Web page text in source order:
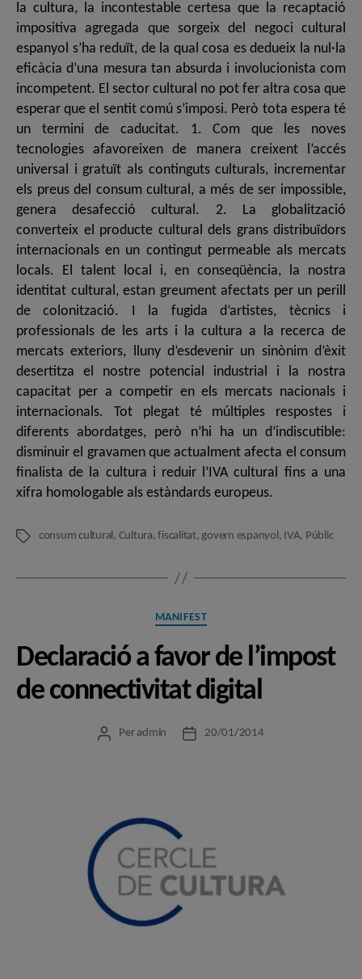
la cultura, la incontestable certesa que la recaptació
impositiva agregada que sorgeix del negoci cultural
espanyol s’ha reduït, de la qual cosa es dedueix la nul·la
eficàcia d’una mesura tan absurda i involucionista com
incompetent. El sector cultural no pot fer altra cosa que
esperar que el sentit comú s’imposi. Però tota espera té
un termini de caducitat. 1. Com que les noves
tecnologies afavoreixen de manera creixent l’accés
universal i gratuït als continguts culturals, incrementar
els preus del consum cultural, a més de ser impossible,
genera desafecció cultural. 2. La globalització
converteix el producte cultural dels grans distribuïdors
internacionals en un contingut permeable als mercats
locals. El talent local i, en conseqüència, la nostra
identitat cultural, estan greument afectats per un perill
de colonització. I la fugida d’artistes, tècnics i
professionals de les arts i la cultura a la recerca de
mercats exteriors, lluny d’esdevenir un sinònim d’èxit
desertitza el nostre potencial industrial i la nostra
capacitat per a competir en els mercats nacionals i
internacionals. Tot plegat té múltiples respostes i
diferents abordatges, però n’hi ha un d’indiscutible:
disminuir el gravamen que actualment afecta el consum
finalista de la cultura i reduir l’IVA cultural fins a una
xifra homologable als estàndards europeus.
Etiquetesconsum cultural, Cultura,fiscalitat,govern espanyol, IVA, Públic
Categories
MANIFEST
Declaració a favor de l’impost
de connectivitat digital
Autor
Per admin
Data20/01/2014